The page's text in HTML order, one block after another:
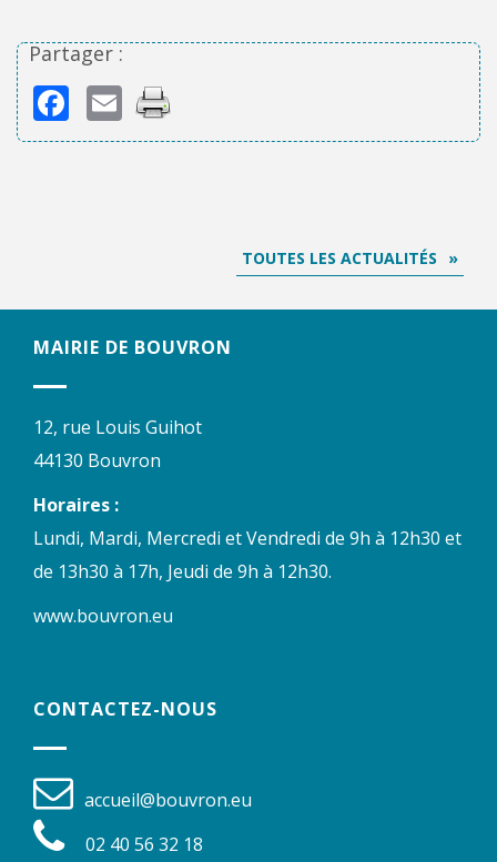
Partager :
Facebook
Email
TOUTES LES ACTUALITÉS
MAIRIE DE BOUVRON
12, rue Louis Guihot
44130 Bouvron
Horaires :
Lundi, Mardi, Mercredi et Vendredi de 9h à 12h30 et
de 13h30 à 17h, Jeudi de 9h à 12h30.
www.bouvron.eu
CONTACTEZ-NOUS
accueil@bouvron.eu
02 40 56 32 18